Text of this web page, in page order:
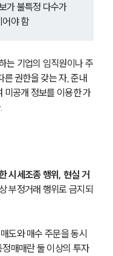
가 불특정 다수가
어야 함
는 기업의 임직원이나 주
른 권한을 갖는 자, 준내
미공개 정보를 이용한 가
시세조종 행위, 현실 거
부정거래 행위로 금지되
도와 매수 주문을 동시
매매란 둘 이상의 투자